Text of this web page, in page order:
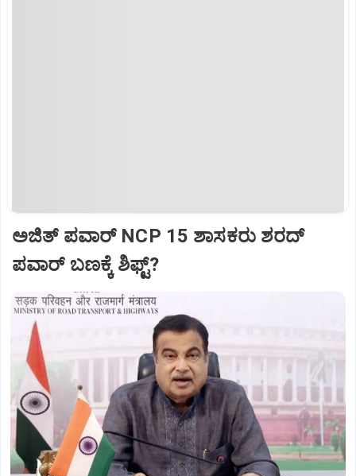
ಅಜಿತ್‌ ಪವಾರ್‌ NCP 15 ಶಾಸಕರು ಶರದ್‌
ಪವಾರ್‌ ಬಣಕ್ಕೆ ಶಿಫ್ಟ್?